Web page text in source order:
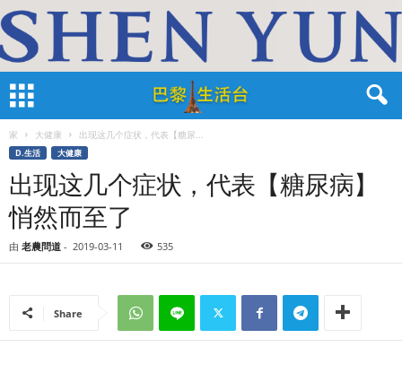
家 大健康 出现这几个症状，代表【糖尿...
D.生活 大健康
出现这几个症状，代表【糖尿病】
悄然而至了
由 老農問道 - 2019-03-11 535
Share